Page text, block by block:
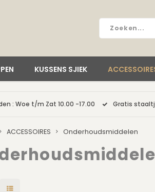
KUSSENS SJIEK
: Woe t/m Zat 10.00 -17.00 Gratis
ACCESSOIRES Onderhoudsmiddelen